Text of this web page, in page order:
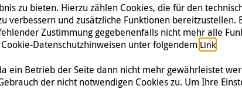
Impressum | Datenschutz |
© 2026 Malteser International
e.V., der als gemeinnützige Organisation von der Körperschafts-
zu bieten. Hierzu zählen Cookies, die für den
und zusätzliche Funktionen bereitzustellen.
Zustimmung gegebenenfalls nicht mehr alle
Datenschutzhinweisen unter folgendem Link.
ein Betrieb der Seite dann nicht mehr gewährleistet
der nicht notwendigen Cookies zu. Um Ihre